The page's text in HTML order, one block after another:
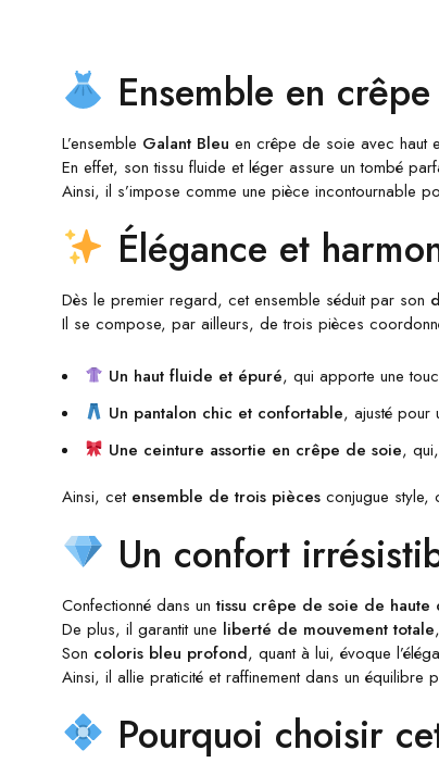
Ensemble en
L’ensemble Galant Bleu en crêpe de soie avec haut
En effet, son tissu fluide et léger assure un tombé
Ainsi, il s’impose comme une pièce incontournable
Élégance et
Dès le premier regard, cet ensemble séduit par son
Il se compose, par ailleurs, de trois pièces
Un haut fluide et épuré, qui apporte une
Un pantalon chic et confortable, ajusté pour
Une ceinture assortie en crêpe de soie,
Ainsi, cet ensemble de trois pièces conjugue style,
Un confort
Confectionné dans untissu crêpe de soie de haute
De plus, il garantit une liberté de mouvement totale
Son coloris bleu profond, quant à lui, évoque
Ainsi, il allie praticité et raffinement dans un équilibre
Pourquoi choisir